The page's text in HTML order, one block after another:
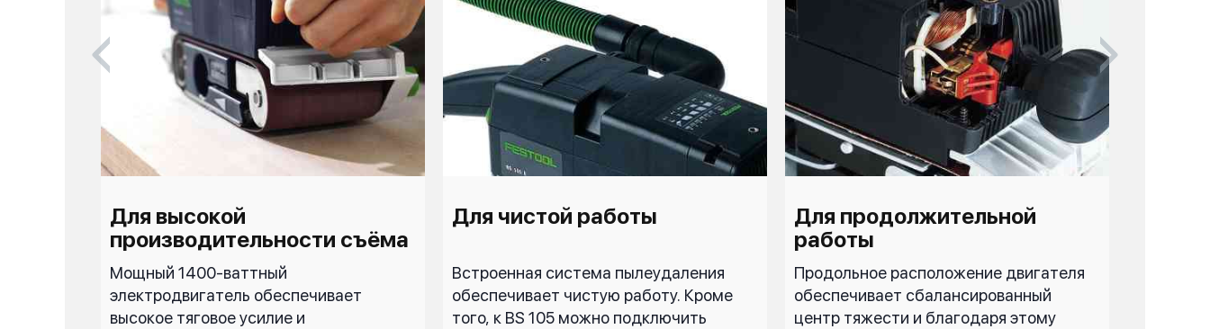
Для высокой
производительности съёма
Мощный 1400-ваттный
электродвигатель обеспечивает
высокое тяговое усилие и
Для чистой работы
Встроенная система пылеудаления
обеспечивает чистую работу. Кроме
того, к BS 105 можно подключить
Для продолжительной
работы
Продольное расположение двигателя
обеспечивает сбалансированный
центр тяжести и благодаря этому